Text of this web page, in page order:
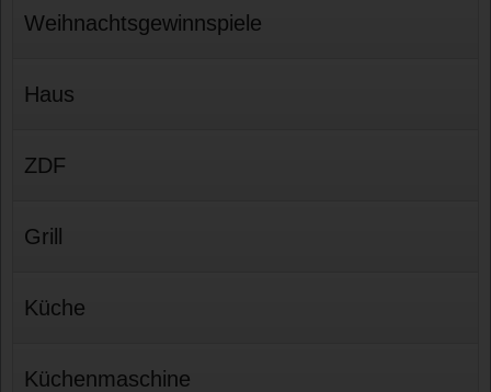
Weihnachtsgewinnspiele
Haus
ZDF
Grill
Küche
Küchenmaschine